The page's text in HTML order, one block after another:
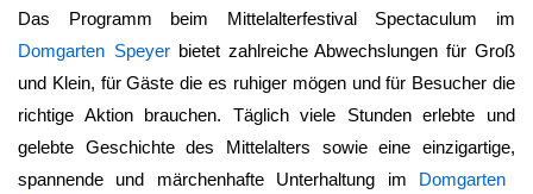
Das Programm beim Mittelalterfestival Spectaculum im
Domgarten Speyer bietet zahlreiche Abwechslungen für Groß
und Klein, für Gäste die es ruhiger mögen und für Besucher die
richtige Aktion brauchen. Täglich viele Stunden erlebte und
gelebte Geschichte des Mittelalters sowie eine einzigartige,
spannende und märchenhafte Unterhaltung im Domgarten